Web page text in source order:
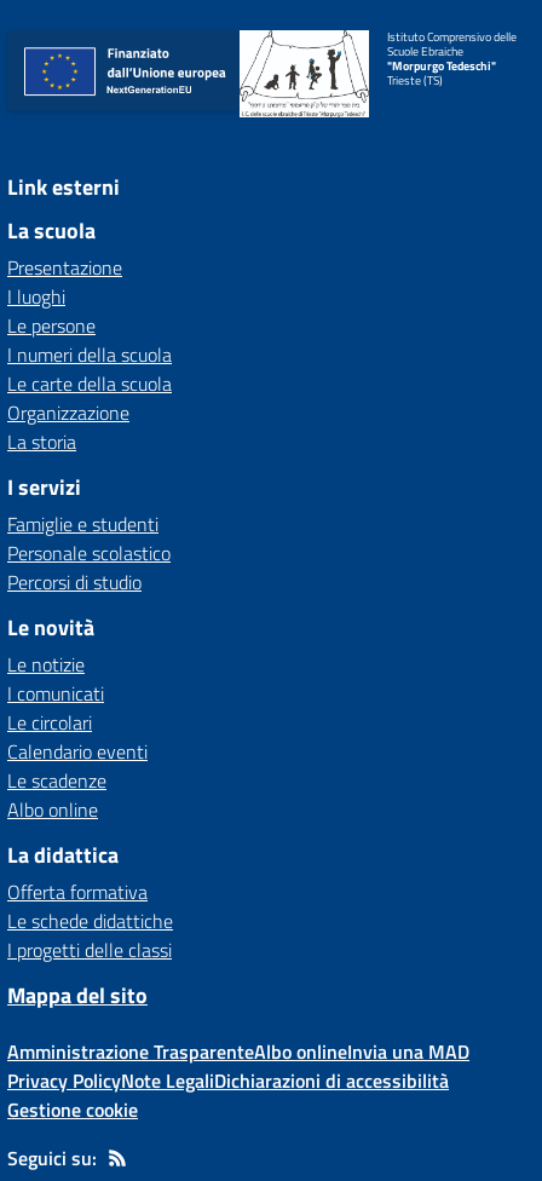
Istituto Comprensivo delle
Scuole Ebraiche
"Morpurgo Tedeschi"
Trieste (TS)
Link esterni
La scuola
Presentazione
I luoghi
Le persone
I numeri della scuola
Le carte della scuola
Organizzazione
La storia
I servizi
Famiglie e studenti
Personale scolastico
Percorsi di studio
Le novità
Le notizie
I comunicati
Le circolari
Calendario eventi
Le scadenze
Albo online
La didattica
Offerta formativa
Le schede didattiche
I progetti delle classi
Mappa del sito
Amministrazione TrasparenteAlbo onlineInvia una MAD
Privacy PolicyNote LegaliDichiarazioni di accessibilità
Gestione cookie
Seguici su: